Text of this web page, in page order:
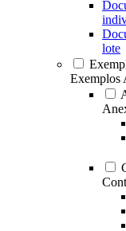
lote
Exemplos